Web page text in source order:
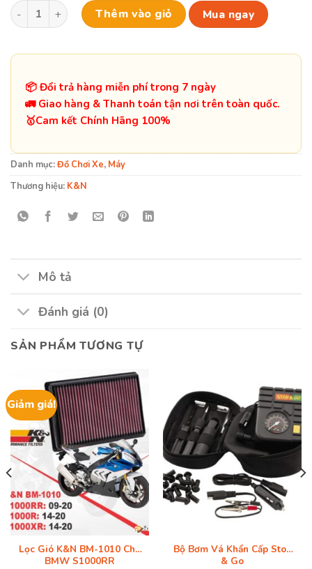
Lọc Gió K&N YA-9021 cho MT09 Tracer 9 số lượng
Thêm vào giỏ Mua ngay
📦 Đổi trả hàng miễn phí trong 7 ngày
🚛 Giao hàng & Thanh toán tận nơi trên toàn quốc.
️🥇Cam kết Chính Hãng 100%
Danh mục:Đồ Chơi Xe, Máy
Thương hiệu: K&N
Mô tả
Đánh giá (0)
SẢN PHẨM TƯƠNG TỰ
Giảm giá!
Lọc Gió K&N BM-1010 Cho
BMW S1000RR
Bộ Bơm Vá Khẩn Cấp Stop
& Go